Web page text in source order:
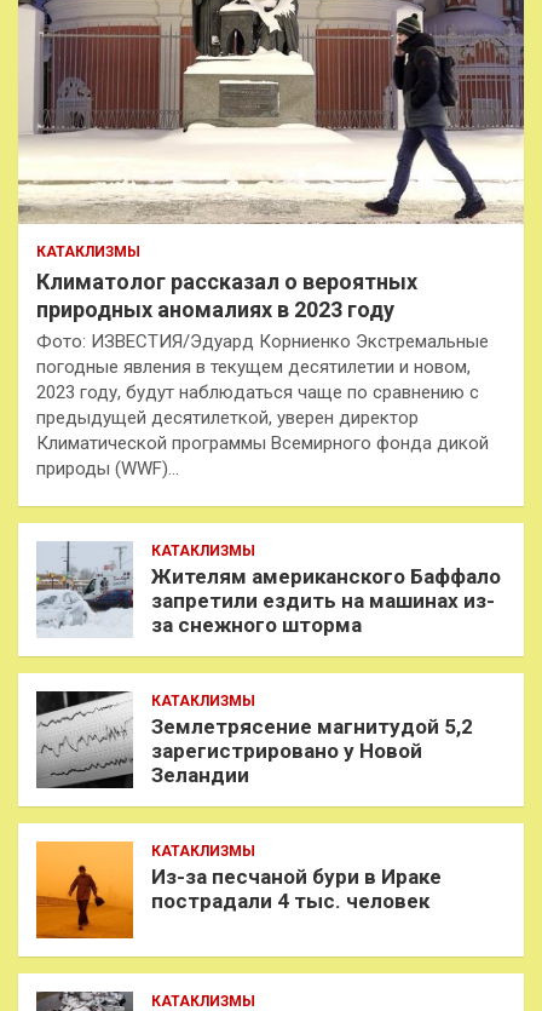
КАТАКЛИЗМЫ
Климатолог рассказал о вероятных
природных аномалиях в 2023 году
Фото: ИЗВЕСТИЯ/Эдуард Корниенко Экстремальные
погодные явления в текущем десятилетии и новом,
2023 году, будут наблюдаться чаще по сравнению с
предыдущей десятилеткой, уверен директор
Климатической программы Всемирного фонда дикой
природы (WWF)…
КАТАКЛИЗМЫ
Жителям американского Баффало
запретили ездить на машинах из-
за снежного шторма
КАТАКЛИЗМЫ
Землетрясение магнитудой 5,2
зарегистрировано у Новой
Зеландии
КАТАКЛИЗМЫ
Из-за песчаной бури в Ираке
пострадали 4 тыс. человек
КАТАКЛИЗМЫ